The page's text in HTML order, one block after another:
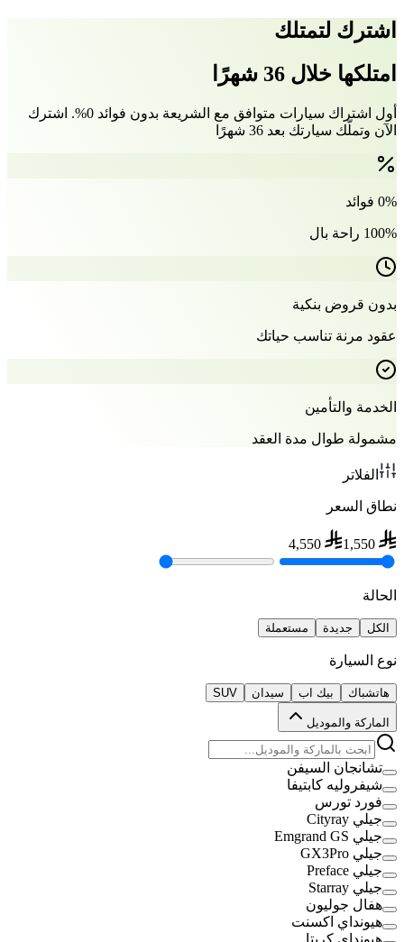
اشترك لتمتلك
امتلكها خلال 36 شهرًا
أول اشتراك سيارات متوافق مع الشريعة بدون فوائد 0%. اشترك
الآن وتملّك سيارتك بعد 36 شهرًا
0% فوائد
100% راحة بال
بدون قروض بنكية
عقود مرنة تناسب حياتك
الخدمة والتأمين
مشمولة طوال مدة العقد
الفلاتر
نطاق السعر
1,550
4,550
الحالة
الكل جديدة مستعملة
نوع السيارة
هاتشباك بيك اب سيدان SUV
الماركة والموديل
تشانجان السيفن
شيفروليه كابتيفا
فورد تورس
جيلي Cityray
جيلي Emgrand GS
جيلي GX3Pro
جيلي Preface
جيلي Starray
هفال جوليون
هيونداي اكسنت
هيونداي كريتا